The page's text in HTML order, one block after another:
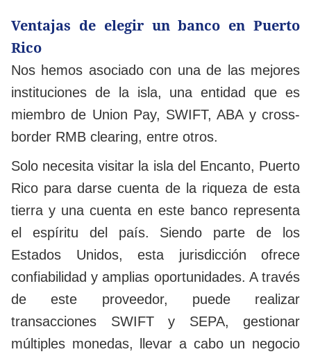
Ventajas de elegir un banco en Puerto
Rico
Nos hemos asociado con una de las mejores
instituciones de la isla, una entidad que es
miembro de Union Pay, SWIFT, ABA y cross-
border RMB clearing, entre otros.
Solo necesita visitar la isla del Encanto, Puerto
Rico para darse cuenta de la riqueza de esta
tierra y una cuenta en este banco representa
el espíritu del país. Siendo parte de los
Estados Unidos, esta jurisdicción ofrece
confiabilidad y amplias oportunidades. A través
de este proveedor, puede realizar
transacciones SWIFT y SEPA, gestionar
múltiples monedas, llevar a cabo un negocio